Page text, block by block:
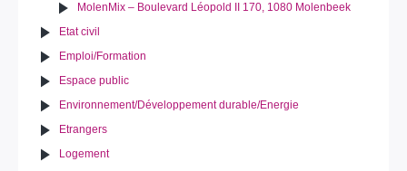
MolenMix – Boulevard Léopold II 170, 1080 Molenbeek
Etat civil
Emploi/Formation
Espace public
Environnement/Développement durable/Energie
Etrangers
Logement